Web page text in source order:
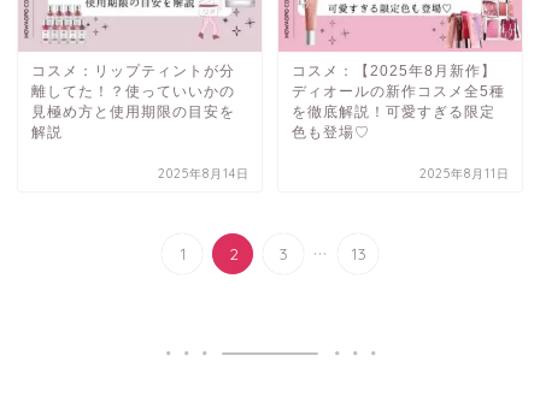
コスメ：リップティントが分
離してた！？使っていいかの
見極め方と使用期限の目安を
解説
2025年8月14日
コスメ：【2025年8月新作】
ディオールの新作コスメ全5種
を徹底解説！可愛すぎる限定
色も登場♡
2025年8月11日
1 2 3 ... 13